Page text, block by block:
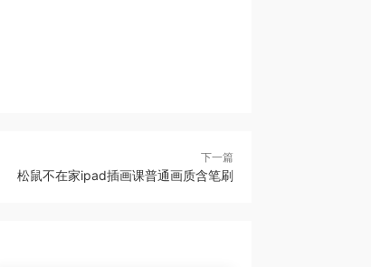
下一篇
松鼠不在家ipad插画课普通画质含笔刷